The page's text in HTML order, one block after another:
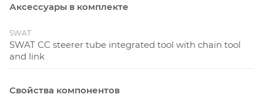
Аксессуары в комплекте
SWAT
SWAT CC steerer tube integrated tool with chain tool
and link
Свойства компонентов